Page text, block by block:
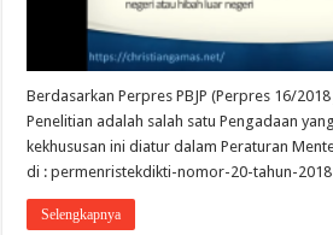
Berdasarkan Perpres PBJP (Perpres 16/
Penelitian adalah salah satu Pengadaan
kekhususan ini diatur dalam Peraturan
di : permenristekdikti-nomor-20-tahun-2018
Selengkapnya